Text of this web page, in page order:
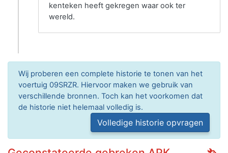
kenteken heeft gekregen waar ook ter
wereld.
Wij proberen een complete historie te tonen van het
voertuig 09SRZR. Hiervoor maken we gebruik van
verschillende bronnen. Toch kan het voorkomen dat
de historie niet helemaal volledig is.
Volledige historie opvragen